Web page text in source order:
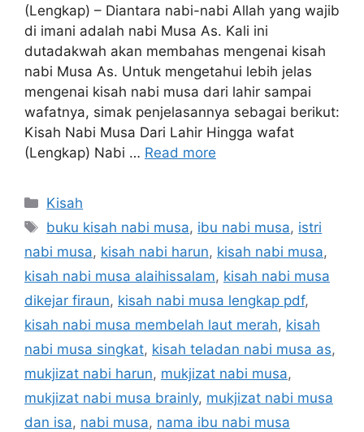
(Lengkap) – Diantara nabi-nabi Allah yang wajib
di imani adalah nabi Musa As. Kali ini
dutadakwah akan membahas mengenai kisah
nabi Musa As. Untuk mengetahui lebih jelas
mengenai kisah nabi musa dari lahir sampai
wafatnya, simak penjelasannya sebagai berikut:
Kisah Nabi Musa Dari Lahir Hingga wafat
(Lengkap) Nabi … Read more
Categories
Kisah
Tags
buku kisah nabi musa, ibu nabi musa, istri
nabi musa, kisah nabi harun, kisah nabi musa,
kisah nabi musa alaihissalam, kisah nabi musa
dikejar firaun, kisah nabi musa lengkap pdf,
kisah nabi musa membelah laut merah, kisah
nabi musa singkat, kisah teladan nabi musa as,
mukjizat nabi harun, mukjizat nabi musa,
mukjizat nabi musa brainly, mukjizat nabi musa
dan isa, nabi musa, nama ibu nabi musa